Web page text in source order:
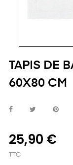
TAPIS DE
60X80 CM
25,90 €
TTC